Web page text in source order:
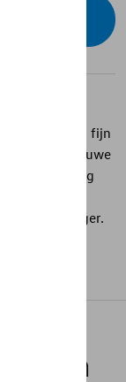
gemaakt van fijn
borst. De blauwe
knoopsluiting
in de droger.